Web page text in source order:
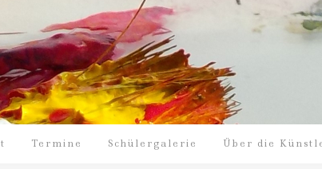
Termine Schülergalerie Über die